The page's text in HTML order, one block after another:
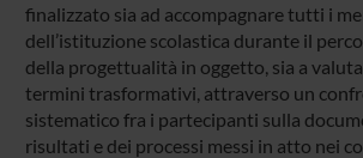
finalizzato sia ad accompagnare tutti i
dell’istituzione scolastica durante il
della progettualità in oggetto, sia a
termini trasformativi, attraverso un
sistematico fra i partecipanti sulla
risultati e dei processi messi in atto nei